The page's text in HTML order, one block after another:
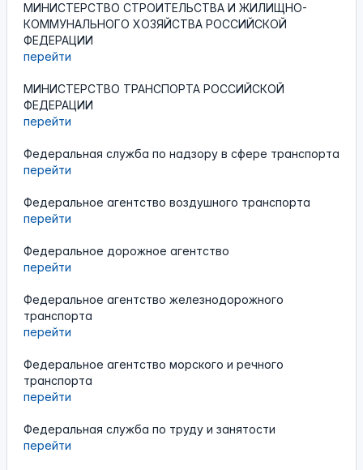
МИНИСТЕРСТВО СТРОИТЕЛЬСТВА И ЖИЛИЩНО-
КОММУНАЛЬНОГО ХОЗЯЙСТВА РОССИЙСКОЙ
ФЕДЕРАЦИИ
перейти
МИНИСТЕРСТВО ТРАНСПОРТА РОССИЙСКОЙ
ФЕДЕРАЦИИ
перейти
Федеральная служба по надзору в сфере транспорта
перейти
Федеральное агентство воздушного транспорта
перейти
Федеральное дорожное агентство
перейти
Федеральное агентство железнодорожного
транспорта
перейти
Федеральное агентство морского и речного
транспорта
перейти
Федеральная служба по труду и занятости
перейти